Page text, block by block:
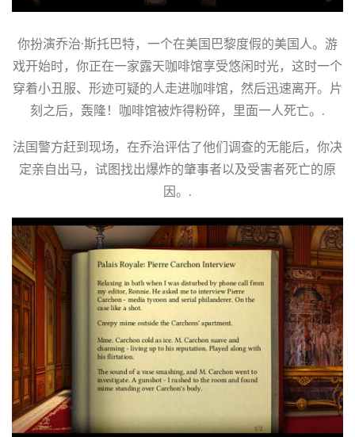
你扮演乔治·斯托巴特，一个在美国巴黎度假的美国人。游
戏开始时，你正在一家露天咖啡馆享受悠闲时光，这时一个
穿着小丑服、形迹可疑的人走进咖啡馆，然后迅速离开。片
刻之后，轰隆！咖啡馆被炸得粉碎，里面一人死亡。.
法国警方赶到现场，在乔治评估了他们调查的无能后，你决
定亲自出马，试图找出爆炸的肇事者以及受害者死亡的原
因。.